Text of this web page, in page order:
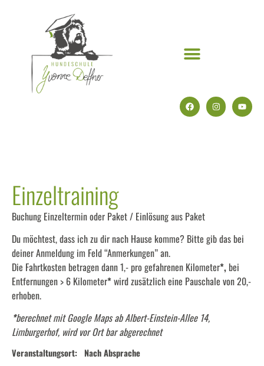
Einzeltraining
Buchung Einzeltermin oder Paket / Einlösung aus Paket
Du möchtest, dass ich zu dir nach Hause komme? Bitte gib das bei
deiner Anmeldung im Feld “Anmerkungen” an.
Die Fahrtkosten betragen dann 1,- pro gefahrenen Kilometer*, bei
Entfernungen > 6 Kilometer*wird zusätzlich eine Pauschale von 20,-
erhoben.
*berechnet mit Google Maps ab Albert-Einstein-Allee 14,
Limburgerhof, wird vor Ort bar abgerechnet
Veranstaltungsort: Nach Absprache